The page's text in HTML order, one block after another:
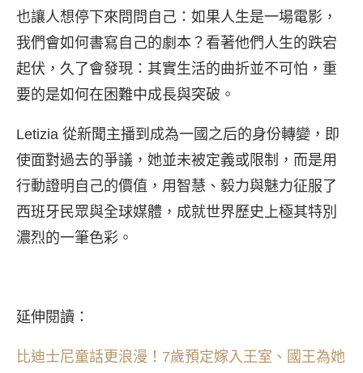
也讓人想停下來問問自己：如果人生是一場電影，
我們會如何書寫自己的劇本？看著他們人生的跌宕
起伏，久了會發現：其實生活的曲折並不可怕，重
要的是如何在困難中成長與突破。
Letizia 從新聞主播到成為一國之后的身份轉變，即
使面對過去的爭議，她並未被定義或限制，而是用
行動證明自己的價值，用智慧、毅力與魅力征服了
西班牙民眾與全球媒體，成就世界歷史上極其特別
濃烈的一筆色彩。
延伸閱讀：
比迪士尼童話更浪漫！7歲預定嫁入王室、國王為她